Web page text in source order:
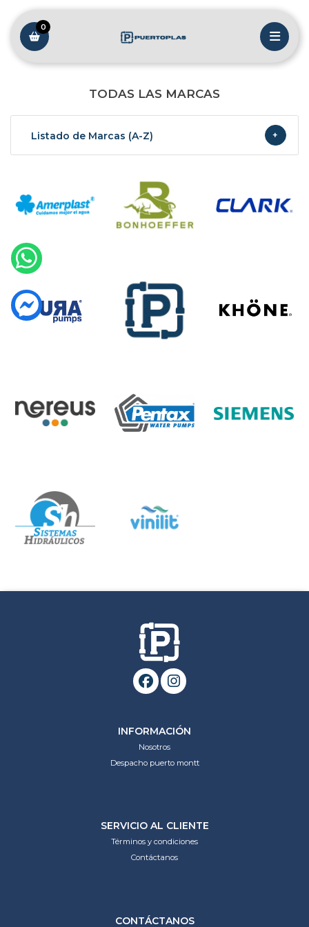
0
TODAS LAS MARCAS
Listado de Marcas (A-Z) +
INFORMACIÓN
Nosotros
Despacho puerto montt
SERVICIO AL CLIENTE
Términos y condiciones
Contáctanos
CONTÁCTANOS